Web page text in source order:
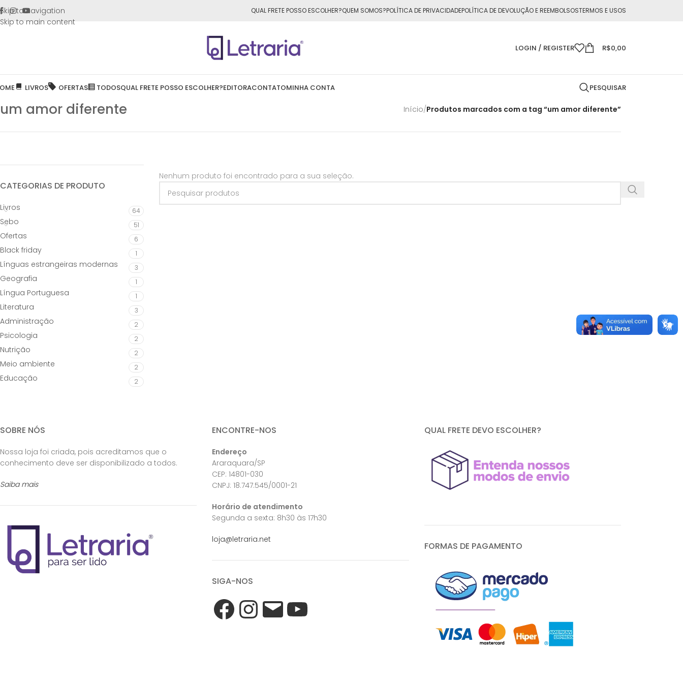
Skip to navigation
Skip to main content
para todo o Brasil nas compras acima de R$50,00
QUAL FRETE POSSO ESCOLHER?QUEM SOMOS?POLÍTICA DE PRIVACIDADEPOLÍTICA DE DEVOLUÇÃO E REEMBOLSOSTERMOS E USOS
LOGIN / REGISTER R$0,00
LIVROS OFERTAS TODOSQUAL FRETE POSSO ESCOLHER?EDITORACONTATOMINHA CONTA PESQUISAR
um amor diferente Início/Produtos marcados com a tag “um amor diferente”
CATEGORIAS DE PRODUTO
Livros 64
Sebo 51
Ofertas 6
Black friday 1
Línguas estrangeiras modernas 3
Geografia 1
Língua Portuguesa 1
Literatura 3
Administração 2
Psicologia 2
Nutrição 2
Meio ambiente 2
Educação 2
Nenhum produto foi encontrado para a sua seleção.
SOBRE NÓS
Nossa loja foi criada, pois acreditamos que o
conhecimento deve ser disponibilizado a todos.
Saiba mais
ENCONTRE-NOS
Endereço
Araraquara/SP
CEP: 14801-030
CNPJ: 18.747.545/0001-21
Horário de atendimento
Segunda a sexta: 8h30 às 17h30
loja@letraria.net
SIGA-NOS
QUAL FRETE DEVO ESCOLHER?
FORMAS DE PAGAMENTO